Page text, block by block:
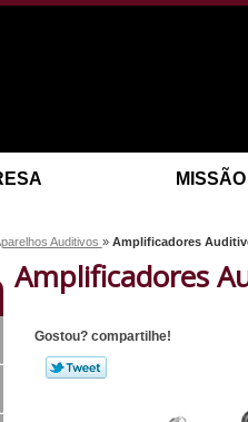
MISSÃO
Auditivos » Amplificadores
Amplificadores
Gostou? compartilhe!